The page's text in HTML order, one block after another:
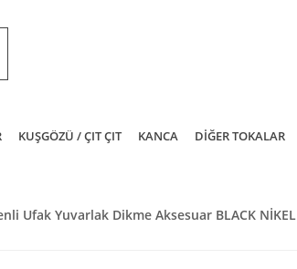
KUŞGÖZÜ / ÇIT ÇIT KANCA DİĞER TOKALAR
Ufak Yuvarlak Dikme Aksesuar BLACK NİKEL